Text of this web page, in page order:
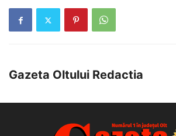
Gazeta Oltului Redactia